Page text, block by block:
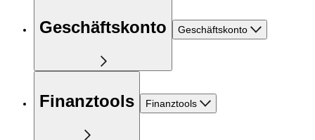
Geschäftskonto Geschäftskonto
Finanztools Finanztools